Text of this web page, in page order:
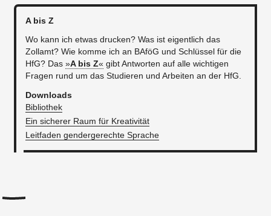
A bis Z
Wo kann ich etwas drucken? Was ist eigentlich das
Zollamt? Wie komme ich an BAföG und Schlüssel für die
HfG? Das »A bis Z« gibt Antworten auf alle wichtigen
Fragen rund um das Studieren und Arbeiten an der HfG.
Downloads
Bibliothek
Ein sicherer Raum für Kreativität
Leitfaden gendergerechte Sprache